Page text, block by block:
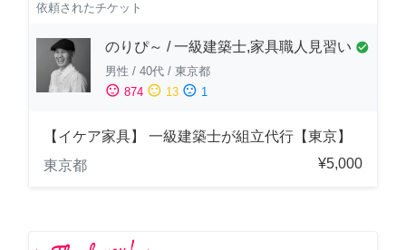
依頼されたチケット
のりぴ～ / 一級建築士,家具職人見習い check_circle
男性 / 40代 / 東京都
sentiment_satisfied 874 sentiment_neutral 13 sentiment_dissatisfied 1
【イケア家具】 一級建築士が組立代行【東京】
東京都
¥5,000